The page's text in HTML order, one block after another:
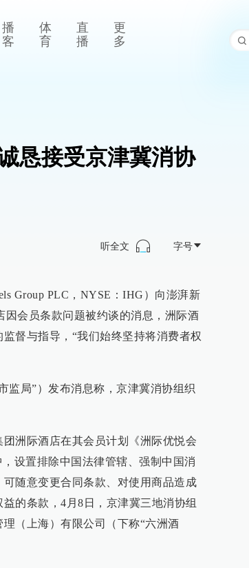
播
客
体
育
直
播
更
多
恳接受京津冀消协
听全文 字号
Group PLC，NYSE：IHG）向澎湃新
因会员条款问题被约谈的消息，洲际酒
督与指导，“我们始终坚持将消费者权
监局”）发布消息称，京津冀消协组织
洲际酒店在其会员计划《洲际优悦会
设置排除中国法律管辖、强制中国消
随意变更合同条款、对使用商品造成
的条款，4月8日，京津冀三地消协组
（上海）有限公司（下称“六洲酒